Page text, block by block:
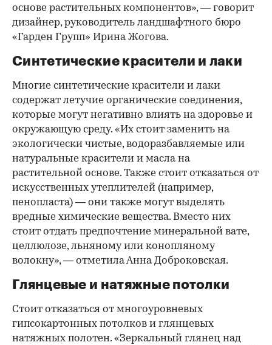
основе растительных компонентов», — говорит
дизайнер, руководитель ландшафтного бюро
«Гарден Групп» Ирина Жогова.
Синтетические красители и лаки
Многие синтетические красители и лаки
содержат летучие органические соединения,
которые могут негативно влиять на здоровье и
окружающую среду. «Их стоит заменить на
экологически чистые, водоразбавляемые или
натуральные красители и масла на
растительной основе. Также стоит отказаться от
искусственных утеплителей (например,
пенопласта) — они также могут выделять
вредные химические вещества. Вместо них
стоит отдать предпочтение минеральной вате,
целлюлозе, льняному или конопляному
волокну», — отметила Анна Доброковская.
Глянцевые и натяжные потолки
Стоит отказаться от многоуровневых
гипсокартонных потолков и глянцевых
натяжных полотен. «Зеркальный глянец над